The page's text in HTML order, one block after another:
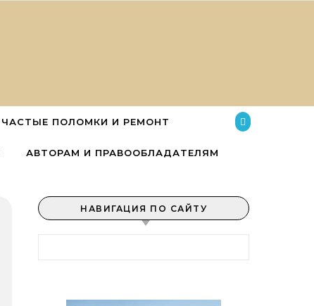
ЧАСТЫЕ ПОЛОМКИ И РЕМОНТ
АВТОРАМ И ПРАВООБЛАДАТЕЛЯМ
НАВИГАЦИЯ ПО САЙТУ